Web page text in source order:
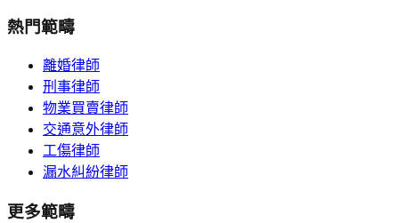
熱門範疇
離婚律師
刑事律師
物業買賣律師
交通意外律師
工傷律師
漏水糾紛律師
更多範疇